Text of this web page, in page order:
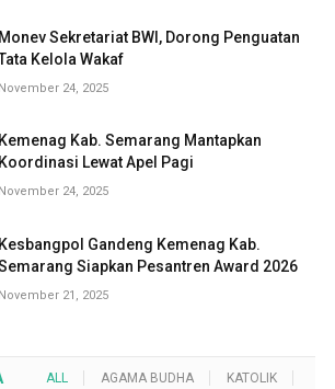
Monev Sekretariat BWI, Dorong Penguatan
Kelola Wakaf
November 24, 2025
Kemenag Kab. Semarang Mantapkan
Koordinasi Lewat Apel Pagi
November 24, 2025
Kesbangpol Gandeng Kemenag Kab.
Siapkan Pesantren Award 2026
November 21, 2025
ALL AGAMA BUDHA KATOLIK